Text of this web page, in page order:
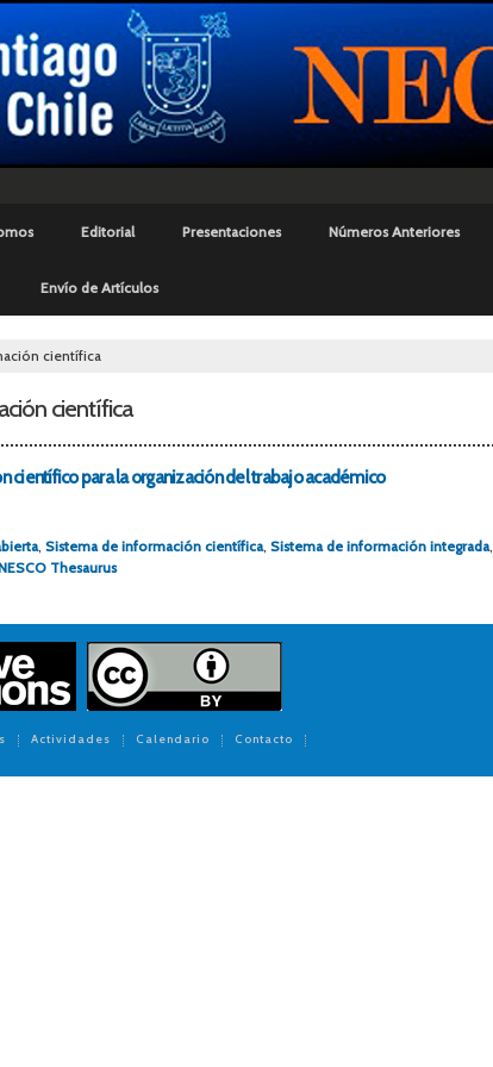
contenido
principal
Editorial Presentaciones Números Anteriores
Envío de Artículos
aquí
científica
científica
científico para la organización del trabajo académico
, Sistema de información científica, Sistema de información integrada,
Thesaurus
Actividades Calendario Contacto